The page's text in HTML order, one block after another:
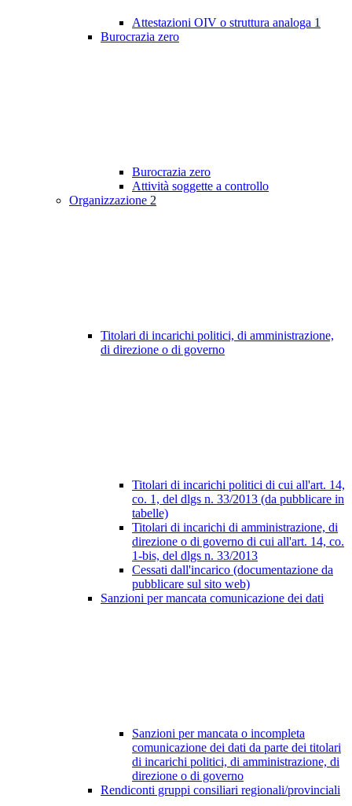
Attestazioni OIV o struttura analoga 1
Burocrazia zero
Burocrazia zero
Attività soggette a controllo
Organizzazione 2
Titolari di incarichi politici, di amministrazione,
di direzione o di governo
Titolari di incarichi politici di cui all'art. 14,
co. 1, del dlgs n. 33/2013 (da pubblicare in
tabelle)
Titolari di incarichi di amministrazione, di
direzione o di governo di cui all'art. 14, co.
1-bis, del dlgs n. 33/2013
Cessati dall'incarico (documentazione da
pubblicare sul sito web)
Sanzioni per mancata comunicazione dei dati
Sanzioni per mancata o incompleta
comunicazione dei dati da parte dei titolari
di incarichi politici, di amministrazione, di
direzione o di governo
Rendiconti gruppi consiliari regionali/provinciali